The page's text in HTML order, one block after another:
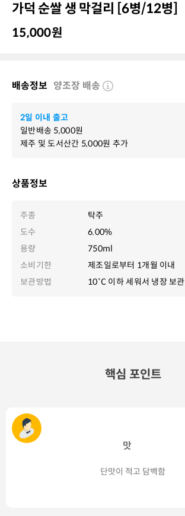
가덕 순쌀 생 막걸리 [6병/12병]
15,000원
상품정보
주종
탁주
도수
6.00%
용량
750ml
소비기한
제조일로부터 1개월 이내
보관방법
10˚C 이하 세워서 냉장 보관
배송정보 양조장 배송
2일 이내 출고
일반배송 5,000원
제주 및 도서산간 5,000원 추가
핵심 포인트
맛
단맛이 적고 담백함